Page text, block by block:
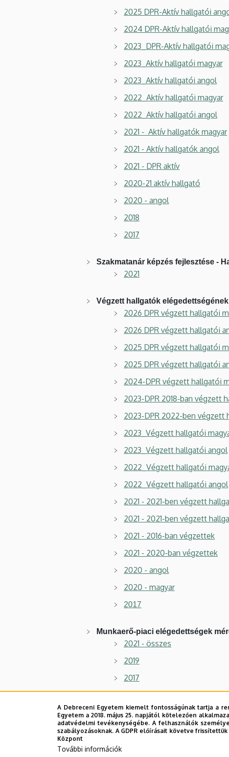
2025 DPR-Aktív hallgatói
2024 DPR-Aktív hallgatói
2023_DPR-Aktív hallgatói
2023_Aktív hallgatói magyar
2023_Aktív hallgatói angol
2022_Aktív hallgatói magyar
2022_Aktív hallgatói angol
2021 - Aktív hallgatók magyar
2021 - Aktív hallgatók angol
2021 - DPR aktív
2020-21 aktív hallgató
2020 - angol
2018
2017
Szakmatanár képzés fejlesztése -
2021
Végzett hallgatók
2026 DPR végzett hallgatói
2026 DPR végzett hallgatói
2025 DPR végzett hallgatói
2025 DPR végzett hallgatói
2024-DPR végzett hallgatói
2023-DPR 2018-ban végzett
2023-DPR 2022-ben végzett
2023_Végzett hallgatói
2023_Végzett hallgatói angol
2022_Végzett hallgatói
2022_Végzett hallgatói angol
2021 - 2021-ben végzett
2021 - 2021-ben végzett
2021 - 2016-ban végzettek
2021 - 2020-ban végzettek
2020 - angol
2020 - magyar
2017
Munkaerő-piaci elégedettségek
2021 - összes
2019
2017
Munkatársi elégedettség mérések
2024-25 Munkatársi
2023 Munkatársi
A Debreceni Egyetem kiemelt fontosságúnak tartja a
Egyetem a 2018. május 25. napjától kötelezően
adatvédelmi tevékenységébe. A felhasználók
szabályozásoknak. A GDPR előírásait követve
Központ
További információk